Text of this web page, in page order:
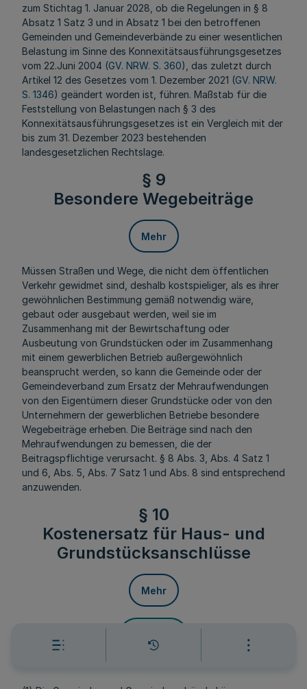
zum Stichtag 1. Januar 2028, ob die Regelungen in § 8
Absatz 1 Satz 3 und in Absatz 1 bei den betroffenen
Gemeinden und Gemeindeverbände zu einer wesentlichen
Belastung im Sinne des Konnexitätsausführungsgesetzes
vom 22.Juni 2004 (GV. NRW. S. 360), das zuletzt durch
Artikel 12 des Gesetzes vom 1. Dezember 2021 (GV. NRW.
S. 1346) geändert worden ist, führen. Maßstab für die
Feststellung von Belastungen nach § 3 des
Konnexitätsausführungsgesetzes ist ein Vergleich mit der
bis zum 31. Dezember 2023 bestehenden
landesgesetzlichen Rechtslage.
§ 9
Besondere Wegebeiträge
Mehr
Müssen Straßen und Wege, die nicht dem öffentlichen
Verkehr gewidmet sind, deshalb kostspieliger, als es ihrer
gewöhnlichen Bestimmung gemäß notwendig wäre,
gebaut oder ausgebaut werden, weil sie im
Zusammenhang mit der Bewirtschaftung oder
Ausbeutung von Grundstücken oder im Zusammenhang
mit einem gewerblichen Betrieb außergewöhnlich
beansprucht werden, so kann die Gemeinde oder der
Gemeindeverband zum Ersatz der Mehraufwendungen
von den Eigentümern dieser Grundstücke oder von den
Unternehmern der gewerblichen Betriebe besondere
Wegebeiträge erheben. Die Beiträge sind nach den
Mehraufwendungen zu bemessen, die der
Beitragspflichtige verursacht. § 8 Abs. 3, Abs. 4 Satz 1
und 6, Abs. 5, Abs. 7 Satz 1 und Abs. 8 sind entsprechend
anzuwenden.
§ 10
Kostenersatz für Haus- und
Grundstücksanschlüsse
Mehr
Fußnoten